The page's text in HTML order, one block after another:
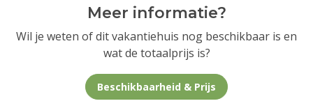
Meer informatie?
Wil je weten of dit vakantiehuis nog beschikbaar is en
wat de totaalprijs is?
Beschikbaarheid & Prijs